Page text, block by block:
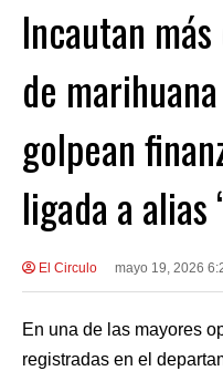
Incautan
de
golpean
ligada a alias
El Circulo mayo 19, 2026
En una de las mayores
registradas en el